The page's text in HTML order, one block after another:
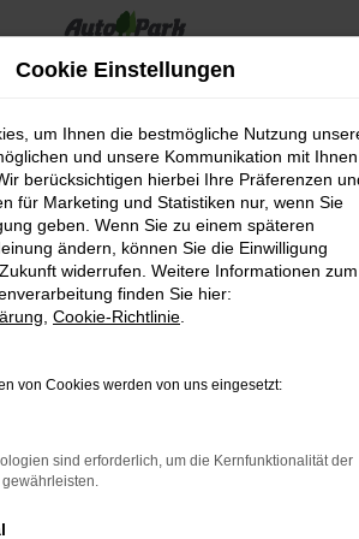
Seat Seat Ibiza
Seat Ibiza Jahreswagen –
– das
für Nürnberg
zwischen Neuwagen und
findet in einem Seat
die perfekte Mobilitätslösung für
Angeboten werden
vor zwölf Monaten zum ersten
In vielen Fällen stammen
aus der aktuellen
Cookie Einstellungen
um Ihnen die bestmögliche Nutzung
und unsere Kommunikation mit Ihnen
berücksichtigen hierbei Ihre Präferenzen
für Marketing und Statistiken nur, wenn Sie
geben. Wenn Sie zu einem späteren
ändern, können Sie die Einwilligung
widerrufen. Weitere Informationen zum
finden Sie hier:
Cookie-Richtlinie
von Cookies werden von uns eingesetzt:
sind erforderlich, um die Kernfunktionalität der